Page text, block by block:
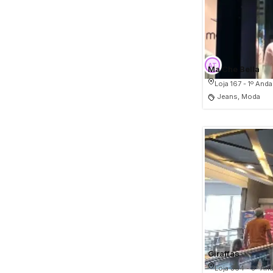
Ma Che Bella
Loja 167 - 1º
Jeans, Moda
Giraffas
Loja 364 - 3º